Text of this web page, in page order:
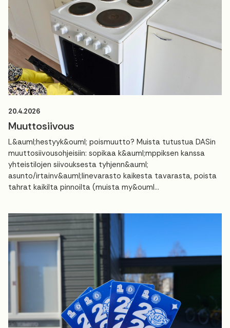
20.4.2026
Muuttosiivous
L&auml;hestyyk&ouml; poismuutto? Muista tutustua DASin
muuttosiivousohjeisiin: sopikaa k&auml;mppiksen kanssa
yhteistilojen siivouksesta tyhjenn&auml;
asunto/irtainv&auml;linevarasto kaikesta tavarasta, poista
tahrat kaikilta pinnoilta (muista my&ouml...